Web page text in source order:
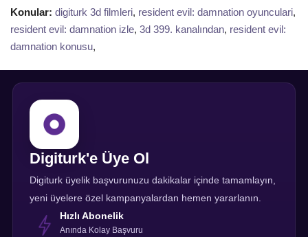
Konular: digiturk 3d filmleri, resident evil: damnation oyunculari,
resident evil: damnation izle, 3d 399. kanalından, resident evil:
damnation konusu,
Digiturk'e Üye Ol
Digiturk üyelik başvurunuzu dakikalar içinde tamamlayın,
yeni üyelere özel kampanyalardan hemen yararlanın.
Hızlı Abonelik
Anında Kolay Başvuru